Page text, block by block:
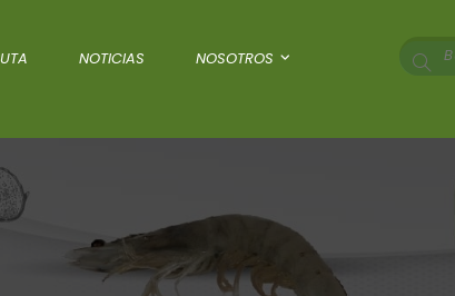
NOTICIAS NOSOTROS